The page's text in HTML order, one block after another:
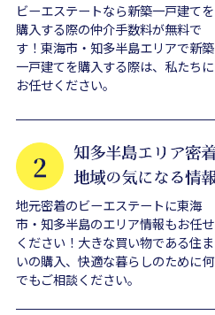
ビーエステートなら新築一戸建てを
購入する際の仲介手数料が無料で
す！東海市・知多半島エリアで新築
一戸建てを購入する際は、私たちに
お任せください。
地元密着のビーエステートに東海
市・知多半島のエリア情報もお任せ
ください！大きな買い物である住ま
いの購入、快適な暮らしのために何
でもご相談ください。